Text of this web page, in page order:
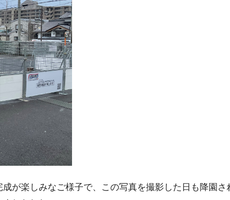
が楽しみなご様子で、この写真を撮影した日も降園さ